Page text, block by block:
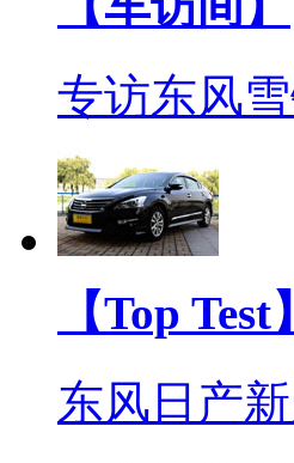
专访东风
【Top Test】
东风日产